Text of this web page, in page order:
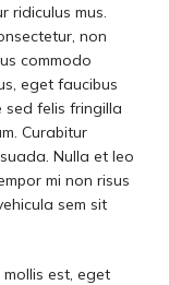
ridiculus mus.
non
commodo
eget faucibus
sed felis fringilla
Curabitur
Nulla et leo
mi non risus
sem sit
est, eget